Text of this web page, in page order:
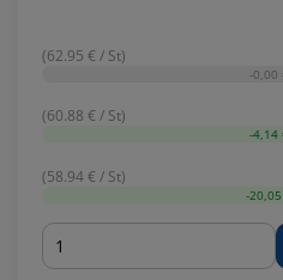
(62.95 € / St)
-0,00
(60.88 € / St)
-4,14
(58.94 € / St)
-
Menge